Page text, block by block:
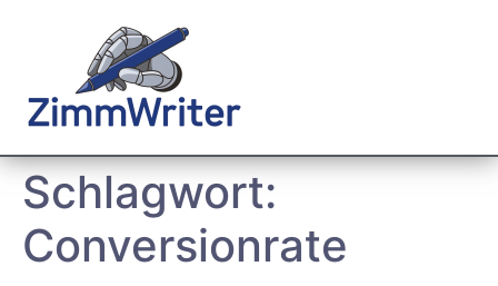
Schlagwort:
Conversionrate